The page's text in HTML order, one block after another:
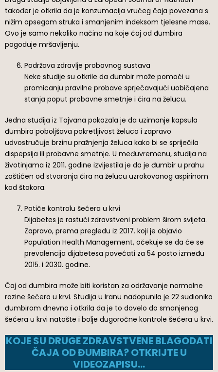
također je otkrila da je konzumacija vrućeg čaja povezana s
nižim opsegom struka i smanjenim indeksom tjelesne mase.
Ovo je samo nekoliko načina na koje čaj od đumbira
pogoduje mršavljenju.
Podržava zdravlje probavnog sustava
Neke studije su otkrile da đumbir može pomoći u
promicanju pravilne probave sprječavajući uobičajena
stanja poput probavne smetnje i čira na želucu.
Jedna studija iz Tajvana pokazala je da uzimanje kapsula
đumbira poboljšava pokretljivost želuca i zapravo
udvostručuje brzinu pražnjenja želuca kako bi se spriječila
dispepsija ili probavne smetnje. U međuvremenu, studija na
životinjama iz 2011. godine izvijestila je da je đumbir u prahu
zaštićen od stvaranja čira na želucu uzrokovanog aspirinom
kod štakora.
Potiče kontrolu šećera u krvi
Dijabetes je rastući zdravstveni problem širom svijeta.
Zapravo, prema pregledu iz 2017. koji je objavio
Population Health Management, očekuje se da će se
prevalencija dijabetesa povećati za 54 posto između
2015. i 2030. godine.
Čaj od đumbira može biti koristan za održavanje normalne
razine šećera u krvi. Studija u Iranu nadopunila je 22 sudionika
đumbirom dnevno i otkrila da je to dovelo do smanjenog
šećera u krvi natašte i bolje dugoročne kontrole šećera u krvi.
KOJE SU DRUGE ZDRAVSTVENE BLAGODATI
ČAJA OD ĐUMBIRA? OTKRIJTE U
VIDEOZAPISU…